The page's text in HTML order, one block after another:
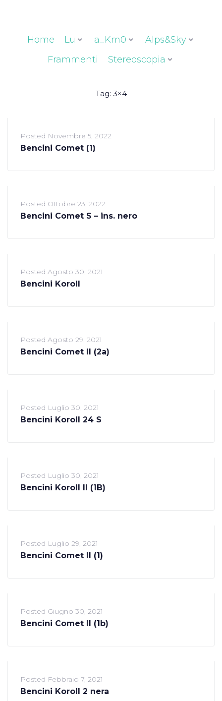
Home Lu a_Km0
Alps&Sky
Frammenti
Stereoscopia
Tag: 3×4
Posted Novembre 5, 2022
Bencini Comet (1)
Posted Ottobre 23, 2022
Bencini Comet S – ins. nero
Posted Agosto 30, 2021
Bencini Koroll
Posted Agosto 29, 2021
Bencini Comet II (2a)
Posted Luglio 30, 2021
Bencini Koroll 24 S
Posted Luglio 30, 2021
Bencini Koroll II (1B)
Posted Luglio 29, 2021
Bencini Comet II (1)
Posted Giugno 30, 2021
Bencini Comet II (1b)
Posted Febbraio 7, 2021
Bencini Koroll 2 nera